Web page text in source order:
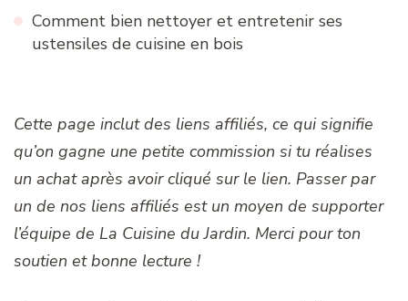
Comment bien nettoyer et entretenir ses
ustensiles de cuisine en bois
Cette page inclut des liens affiliés, ce qui signifie
qu’on gagne une petite commission si tu réalises
un achat après avoir cliqué sur le lien. Passer par
un de nos liens affiliés est un moyen de supporter
l’équipe de La Cuisine du Jardin. Merci pour ton
soutien et bonne lecture !